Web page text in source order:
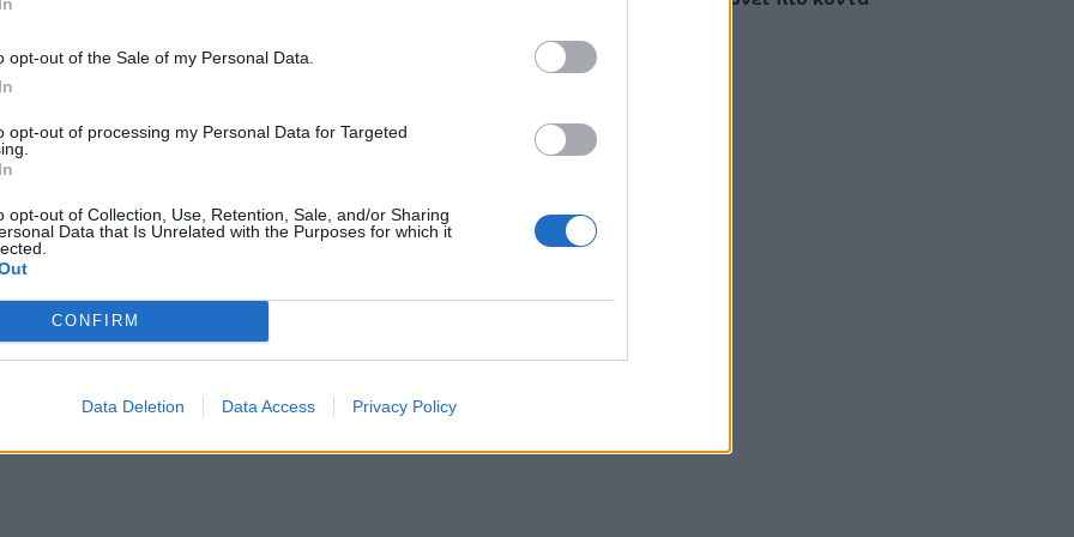
opt-out of the Sale of my Personal Data.
opt-out of processing my Personal Data for Targeted
opt-out of Collection, Use, Retention, Sale, and/or Sharing
Data that Is Unrelated with the Purposes for which it
CONFIRM
Data Deletion Data Access Privacy Policy
Μυελού των Οστών –
συμμετοχή του Μιχάλη
την Παγκόσµια Ηµέρα Εθελοντή ∆ότη
φέτος, για πρώτη...